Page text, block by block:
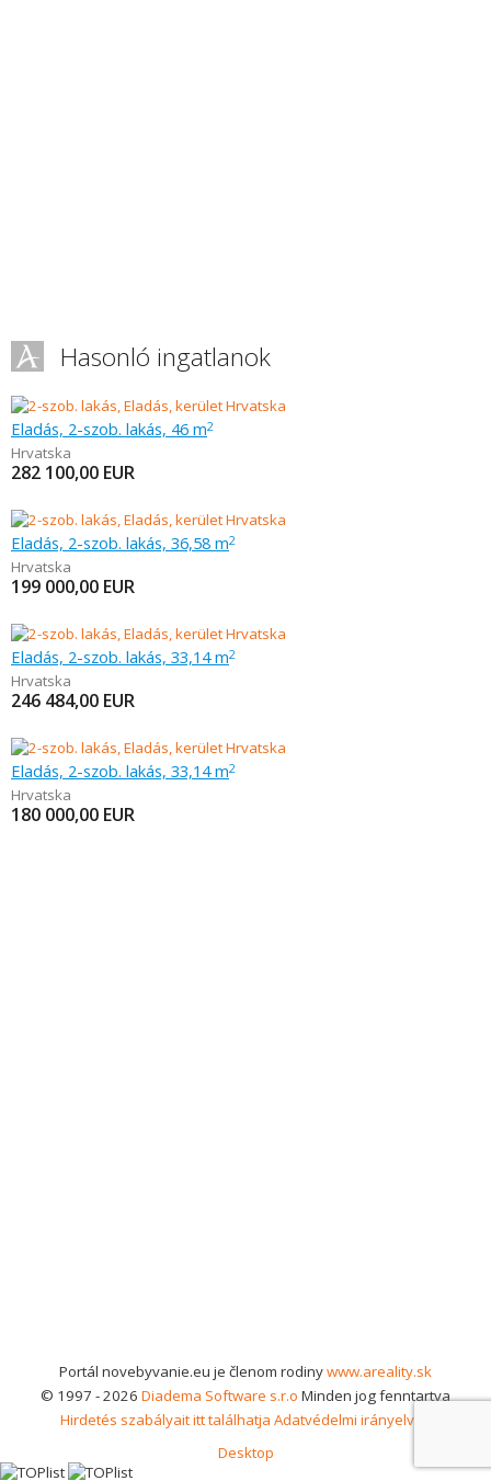
Hasonló ingatlanok
Eladás, 2-szob. lakás, 46 m2
Hrvatska
282 100,00 EUR
Eladás, 2-szob. lakás, 36,58 m2
Hrvatska
199 000,00 EUR
Eladás, 2-szob. lakás, 33,14 m2
Hrvatska
246 484,00 EUR
Eladás, 2-szob. lakás, 33,14 m2
Hrvatska
180 000,00 EUR
Portál novebyvanie.eu je členom rodinywww.areality.sk
© 1997 - 2026 Diadema Software s.r.o Minden jog fenntartva
Hirdetés szabályait itt találhatja Adatvédelmi irányelvek
Desktop